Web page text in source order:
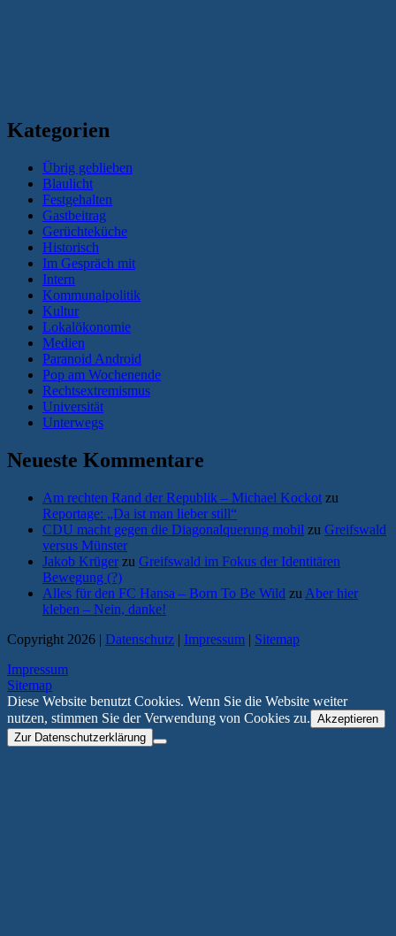
Kategorien
Übrig geblieben
Blaulicht
Festgehalten
Gastbeitrag
Gerüchteküche
Historisch
Im Gespräch mit
Intern
Kommunalpolitik
Kultur
Lokalökonomie
Medien
Paranoid Android
Pop am Wochenende
Rechtsextremismus
Universität
Unterwegs
Neueste Kommentare
Am rechten Rand der Republik – Michael Kockot zu
Reportage: „Da ist man lieber still“
CDU macht gegen die Diagonalquerung mobil zu Greifswald
versus Münster
Jakob Krüger zu Greifswald im Fokus der Identitären
Bewegung (?)
Alles für den FC Hansa – Born To Be Wild zu Aber hier
kleben – Nein, danke!
Copyright 2026 | Datenschutz | Impressum | Sitemap
Impressum
Sitemap
Diese Website benutzt Cookies. Wenn Sie die Website weiter
nutzen, stimmen Sie der Verwendung von Cookies zu. Akzeptieren
Zur Datenschutzerklärung